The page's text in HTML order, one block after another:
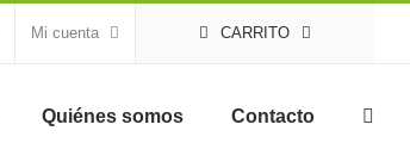
Mi cuenta CARRITO
Quiénes somos Contacto